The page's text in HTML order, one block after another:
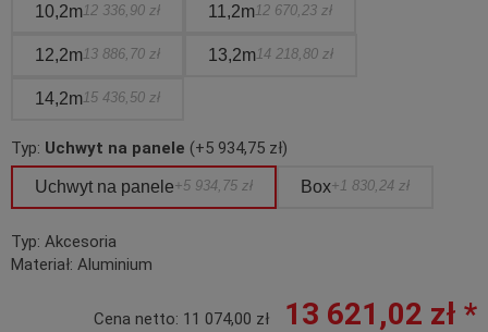
10,2m 12 336,90 zł 11,2m 12 670,23 zł
12,2m 13 886,70 zł 13,2m 14 218,80 zł
14,2m 15 436,50 zł
Typ: Uchwyt na panele (+5 934,75 zł)
Uchwyt na panele+5 934,75 zł Box+1 830,24 zł
Typ: Akcesoria
Materiał: Aluminium
Cena netto: 11 074,00 zł 13 621,02 zł *